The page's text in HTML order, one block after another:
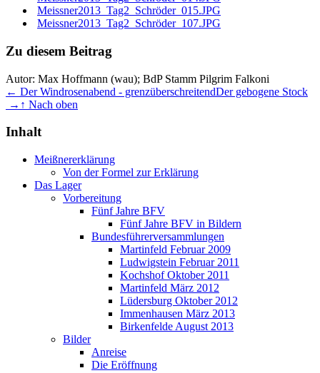
Meissner2013_Tag2_Schröder_015.JPG
Meissner2013_Tag2_Schröder_107.JPG
Zu diesem Beitrag
Autor: Max Hoffmann (wau); BdP Stamm Pilgrim Falkoni
← Der Windrosenabend - grenzüberschreitendDer gebogene Stock
→ ↑ Nach oben
Inhalt
Meißnererklärung
Von der Formel zur Erklärung
Das Lager
Vorbereitung
Fünf Jahre BFV
Fünf Jahre BFV in Bildern
Bundesführerversammlungen
Martinfeld Februar 2009
Ludwigstein Februar 2011
Kochshof Oktober 2011
Martinfeld März 2012
Lüdersburg Oktober 2012
Immenhausen März 2013
Birkenfelde August 2013
Bilder
Anreise
Die Eröffnung